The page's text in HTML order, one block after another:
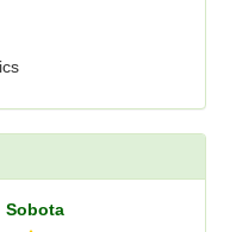
Sobota